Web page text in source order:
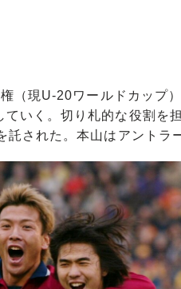
（現U-20ワールドカップ
ていく。切り札的な役割を
された。本山はアントラ